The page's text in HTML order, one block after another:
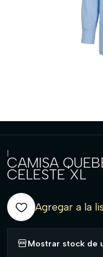
|
CAMISA
CELESTE XL
Agregar a la
Mostrar stock de